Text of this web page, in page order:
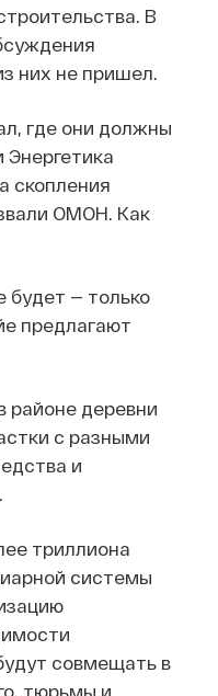
В
них не пришел.
где они должны
скопления
ОМОН. Как
будет — только
предлагают
районе деревни
с разными
и
триллиона
системы
совмещать в
тюрьмы и